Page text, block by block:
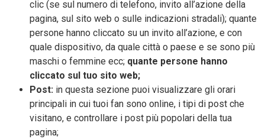
clic (se sul numero di telefono, invito all’azione della
pagina, sul sito web o sulle indicazioni stradali); quante
persone hanno cliccato su un invito all’azione, e con
quale dispositivo, da quale città o paese e se sono più
maschi o femmine ecc; quante persone hanno
cliccato sul tuo sito web;
Post: in questa sezione puoi visualizzare gli orari
principali in cui tuoi fan sono online, i tipi di post che
visitano, e controllare i post più popolari della tua
pagina;